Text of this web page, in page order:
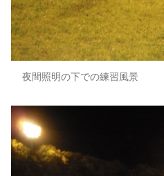
夜間照明の下での練習風景